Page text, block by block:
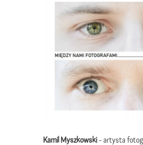
Kamil Myszkowski- artysta